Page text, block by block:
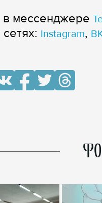
в мессенджере
Instagram,